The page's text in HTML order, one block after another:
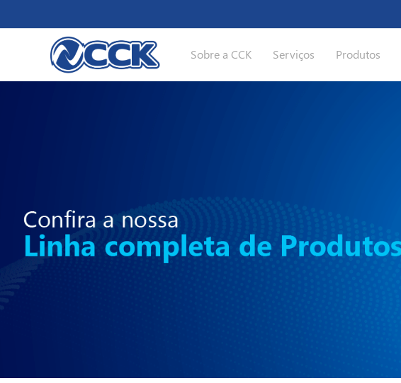
Sobre a CCK Serviços Produtos